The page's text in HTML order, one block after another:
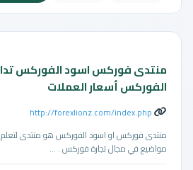
منتدى فوركس اسود الفوركس
الفوركس أسعار العملات
http://forexlionz.com/index.php
منتدى فوركس او اسود الفوركس هو منتدى لتعلم
مواضيع في مجال تجارة فوركس . ...